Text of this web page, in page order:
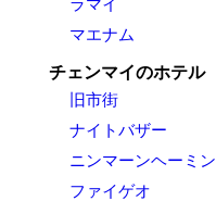
ラマイ
マエナム
チェンマイのホテル
旧市街
ナイトバザー
ニンマーンヘーミン
ファイゲオ